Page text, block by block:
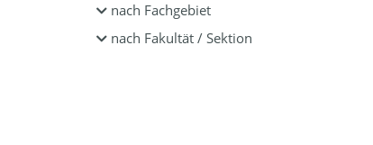
nach Fachgebiet
nach Fakultät / Sektion